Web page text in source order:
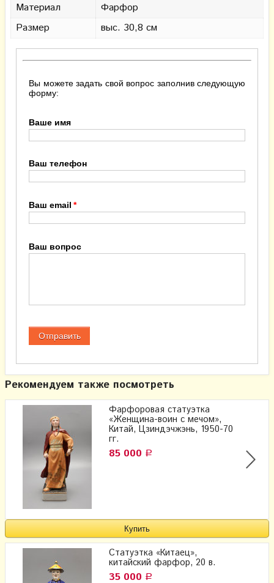
Материал
Фарфор
Размер
выс. 30,8 см
Вы можете задать свой вопрос заполнив следующую
форму:
Ваше имя
Ваш телефон
Ваш email
Ваш вопрос
Рекомендуем также посмотреть
Фарфоровая статуэтка
«Женщина-воин с мечом»,
Китай, Цзиндэчжэнь, 1950-70
гг.
85 000 Р
Статуэтка «Китаец»,
китайский фарфор, 20 в.
35 000 Р